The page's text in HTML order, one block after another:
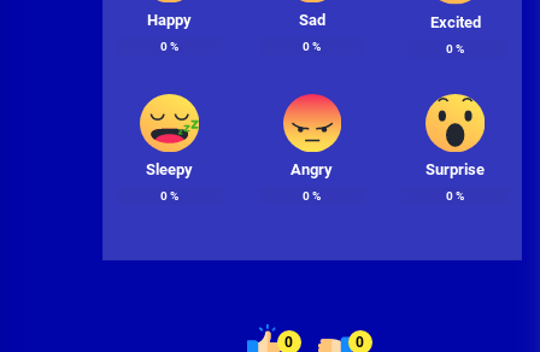
Happy
0%
Sad
0%
Excited
0%
Sleepy
0%
Angry
0%
Surprise
0%
0 0